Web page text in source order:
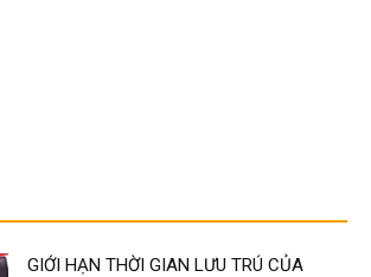
GIỚI HẠN THỜI GIAN LƯU TRÚ CỦA